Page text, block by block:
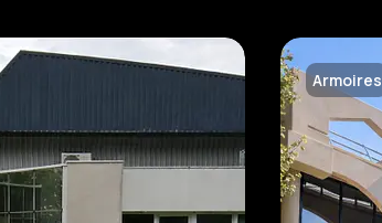
Armoires